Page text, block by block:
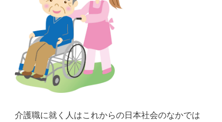
介護職に就く人はこれからの日本社会のなかでは